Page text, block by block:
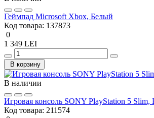
Геймпад Microsoft Xbox, Белый
Код товара: 137873
0
1 349 LEI
В корзину
В наличии
Игровая консоль SONY PlayStation 5 Slim,
Код товара: 211574